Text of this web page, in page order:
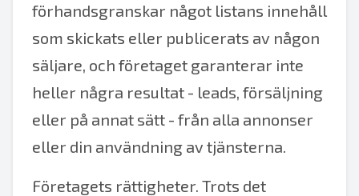
förhandsgranskar något listans innehåll
som skickats eller publicerats av någon
säljare, och företaget garanterar inte
heller några resultat - leads, försäljning
eller på annat sätt - från alla annonser
eller din användning av tjänsterna.
Företagets rättigheter. Trots det